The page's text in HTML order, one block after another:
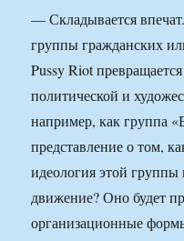
— Складывается
группы гражданских
Pussy Riot
политической и
например, как группа
представление о том,
идеология этой группы
движение? Оно будет
организационные